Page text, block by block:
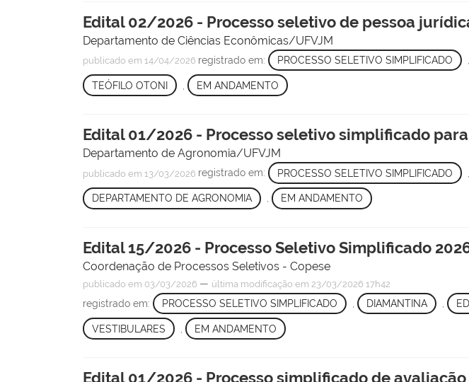
Edital 02/2026 - Processo seletivo de pessoa
Departamento de Ciências Econômicas/UFVJM
publicado em 14/04/2026 registrado em: PROCESSO SELETIVO SIMPLIFICADO
TEÓFILO OTONI EM ANDAMENTO
Edital 01/2026 - Processo seletivo simplificado
Departamento de Agronomia/UFVJM
publicado em 13/03/2026 registrado em: PROCESSO SELETIVO SIMPLIFICADO
DEPARTAMENTO DE AGRONOMIA , EM ANDAMENTO
Edital 15/2026 - Processo Seletivo Simplificado
Coordenação de Processos Seletivos - Copese
publicado em 03/03/2026 — última modificação em 23/03/2026 17h42
registrado em: PROCESSO SELETIVO SIMPLIFICADO DIAMANTINA
VESTIBULARES EM ANDAMENTO
Edital 01/2026 - Processo simplificado de